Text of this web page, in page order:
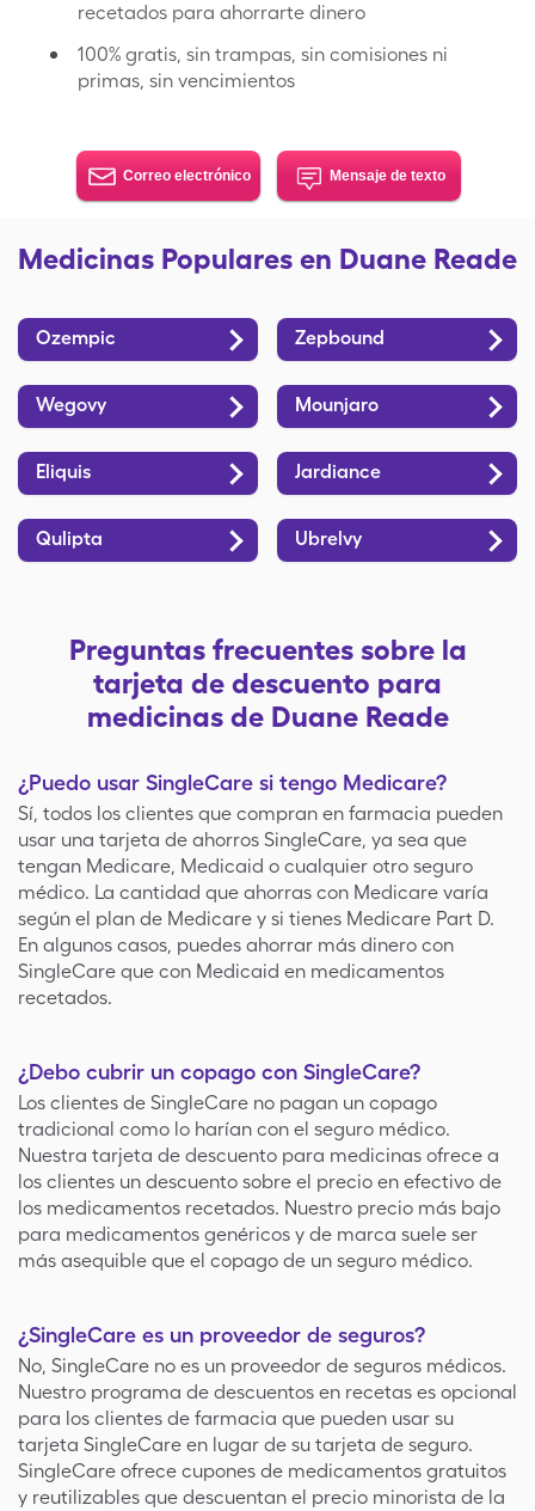
recetados para ahorrarte dinero
100% gratis, sin trampas, sin comisiones ni
primas, sin vencimientos
Correo electrónico Mensaje de texto
Medicinas Populares en Duane Reade
Ozempic Zepbound
Wegovy Mounjaro
Eliquis Jardiance
Qulipta Ubrelvy
Preguntas frecuentes sobre la
tarjeta de descuento para
medicinas de Duane Reade
¿Puedo usar SingleCare si tengo Medicare?
Sí, todos los clientes que compran en farmacia pueden
usar una tarjeta de ahorros SingleCare, ya sea que
tengan Medicare, Medicaid o cualquier otro seguro
médico. La cantidad que ahorras con Medicare varía
según el plan de Medicare y si tienes Medicare Part D.
En algunos casos, puedes ahorrar más dinero con
SingleCare que con Medicaid en medicamentos
recetados.
¿Debo cubrir un copago con SingleCare?
Los clientes de SingleCare no pagan un copago
tradicional como lo harían con el seguro médico.
Nuestra tarjeta de descuento para medicinas ofrece a
los clientes un descuento sobre el precio en efectivo de
los medicamentos recetados. Nuestro precio más bajo
para medicamentos genéricos y de marca suele ser
más asequible que el copago de un seguro médico.
¿SingleCare es un proveedor de seguros?
No, SingleCare no es un proveedor de seguros médicos.
Nuestro programa de descuentos en recetas es opcional
para los clientes de farmacia que pueden usar su
tarjeta SingleCare en lugar de su tarjeta de seguro.
SingleCare ofrece cupones de medicamentos gratuitos
y reutilizables que descuentan el precio minorista de la